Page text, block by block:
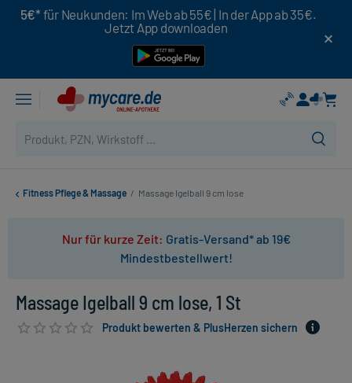
5€* für Neukunden: Im Web ab 55€ | In der App ab 35€.
Jetzt App downloaden
Fitness Pflege & Massage / Massage Igelball 9 cm lose
Nur für kurze Zeit: Gratis-Versand* ab 19€
Mindestbestellwert!
Massage Igelball 9 cm lose, 1 St
Produkt bewerten & PlusHerzen sichern